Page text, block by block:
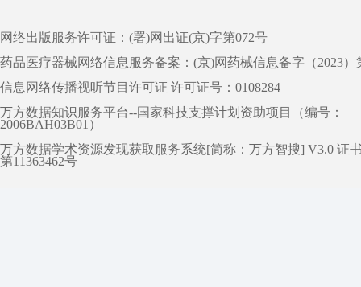
网络出版服务许可证：(署)网出证(京)字第072号
药品医疗器械网络信息服务备案：(京)网药械信息备字（2023）
信息网络传播视听节目许可证 许可证号：0108284
万方数据知识服务平台--国家科技支撑计划资助项目（编号：
2006BAH03B01）
万方数据学术资源发现获取服务系统[简称：万方智搜] V3.0 证
第11363462号